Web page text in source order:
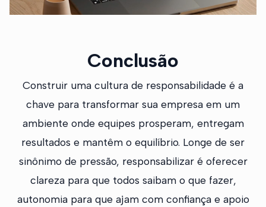
Conclusão
Construir uma cultura de responsabilidade é a
chave para transformar sua empresa em um
ambiente onde equipes prosperam, entregam
resultados e mantêm o equilíbrio. Longe de ser
sinônimo de pressão, responsabilizar é oferecer
clareza para que todos saibam o que fazer,
autonomia para que ajam com confiança e apoio